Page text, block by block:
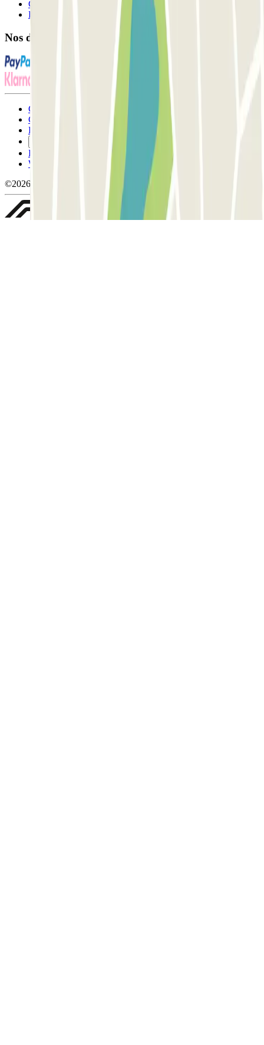
Contactez-nous
FAQ
Nos différents modes de paiement:
Conditions générales d'utilisation et contrat
Conditions d'annulation
Politique relative aux cookies
Politique de confidentialité
Whistleblowing
©2026 Parclick. Tous droits réservés